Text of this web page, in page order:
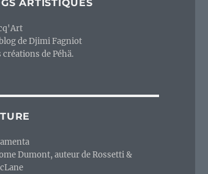
ARTISTIQUES
de Djimi Fagniot
créations de Péhä.
Dumont, auteur de Rossetti &